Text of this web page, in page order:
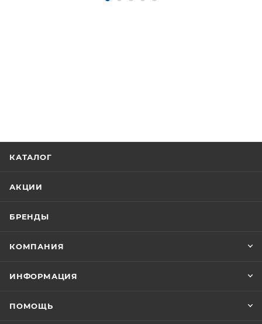
КАТАЛОГ
АКЦИИ
БРЕНДЫ
КОМПАНИЯ
ИНФОРМАЦИЯ
ПОМОЩЬ